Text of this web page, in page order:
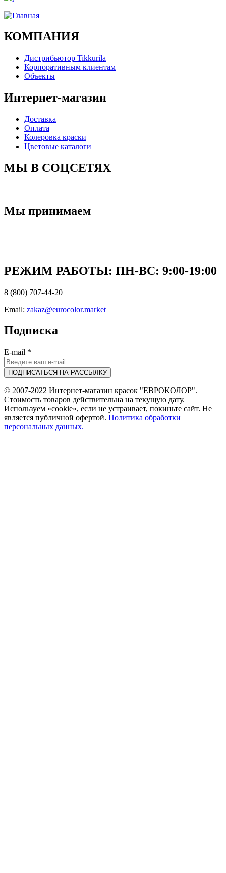
КОМПАНИЯ
Дистрибьютор Tikkurila
Корпоративным клиентам
Объекты
Интернет-магазин
Доставка
Оплата
Колеровка краски
Цветовые каталоги
МЫ В СОЦСЕТЯХ
Мы принимаем
РЕЖИМ РАБОТЫ: ПН-ВC: 9:00-19:00
8 (800) 707-44-20
Email: zakaz@eurocolor.market
Подписка
E-mail *
© 2007-2022 Интернет-магазин красок "ЕВРОКОЛОР".
Стоимость товаров действительна на текущую дату.
Используем «cookie», если не устраивает, покиньте сайт. Не
является публичной офертой. Политика обработки
персональных данных.